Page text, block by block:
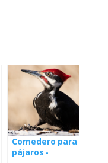
Comedero para
pájaros -